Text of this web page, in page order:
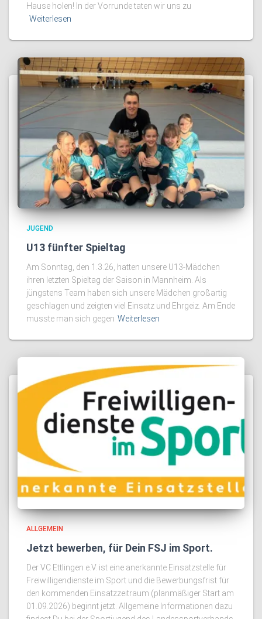
Hause holen! In der Vorrunde taten wir uns zu
Weiterlesen
JUGEND
U13 fünfter Spieltag
Am Sonntag, den 1.3.26, hatten unsere U13-Mädchen
ihren letzten Spieltag der Saison in Mannheim. Als
jüngstens Team haben sich unsere Mädchen großartig
geschlagen und zeigten viel Einsatz und Ehrgeiz. Am Ende
musste man sich gegen Weiterlesen
ALLGEMEIN
Jetzt bewerben, für Dein FSJ im Sport.
Der VC Ettlingen e.V. ist eine anerkannte Einsatzstelle für
Freiwilligendienste im Sport und die Bewerbungsfrist für
den kommenden Einsatzzeitraum (planmäßiger Start am
01.09.2026) beginnt jetzt. Allgemeine Informationen dazu